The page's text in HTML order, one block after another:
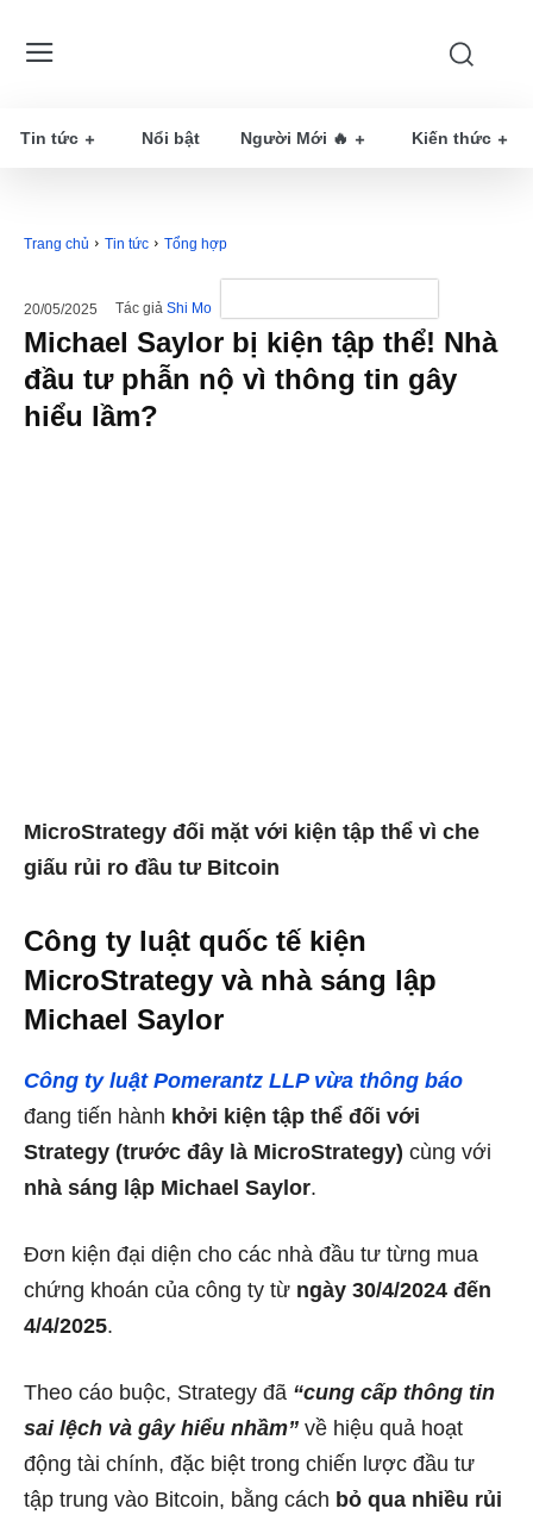
Tin tức Nổi bật Người Mới 🔥 Kiến thức
Trang chủ Tin tức Tổng hợp
20/05/2025 Tác giả Shi Mo
Michael Saylor bị kiện tập thể! Nhà
đầu tư phẫn nộ vì thông tin gây
hiểu lầm?
MicroStrategy đối mặt với kiện tập thể vì che
giấu rủi ro đầu tư Bitcoin
Công ty luật quốc tế kiện
MicroStrategy và nhà sáng lập
Michael Saylor
Công ty luật Pomerantz LLP vừa thông báo
đang tiến hành khởi kiện tập thể đối với
Strategy (trước đây là MicroStrategy) cùng với
nhà sáng lập Michael Saylor.
Đơn kiện đại diện cho các nhà đầu tư từng mua
chứng khoán của công ty từ ngày 30/4/2024 đến
4/4/2025.
Theo cáo buộc, Strategy đã “cung cấp thông tin
sai lệch và gây hiểu nhầm” về hiệu quả hoạt
động tài chính, đặc biệt trong chiến lược đầu tư
tập trung vào Bitcoin, bằng cách bỏ qua nhiều rủi